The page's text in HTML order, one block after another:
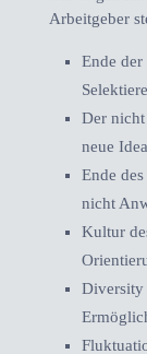
Arbeitgeber
Ende
Der
neue
Ende
nicht
Kultur
Diversity